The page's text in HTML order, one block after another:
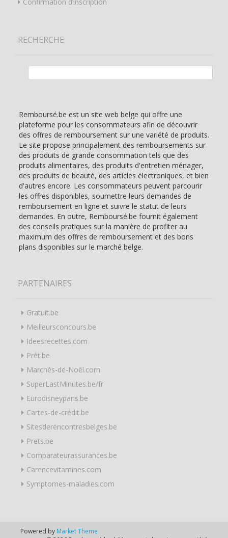
RECHERCHE
Remboursé.be est un site web belge qui offre une
plateforme pour les consommateurs afin de découvrir
des offres de remboursement sur une variété de produits.
Le site propose principalement des remboursements sur
des produits de grande consommation tels que des
produits alimentaires, des produits d'entretien ménager,
des produits de beauté, des articles électroniques, et bien
d'autres encore. Les consommateurs peuvent parcourir
les offres disponibles, soumettre leurs demandes de
remboursement en ligne et suivre le statut de leurs
demandes. En outre, Remboursé.be fournit également
des conseils pratiques sur la manière de profiter au
maximum des offres de remboursement et des bons
plans disponibles sur le marché belge.
PARTENAIRES
Gratuit.be
Meilleursconcours.be
Ideesrecettes.com
Prêt.be
Marchés-de-Noël.com
SuperLastMinutes.be/fr
Eurodisneyparis.be
Cartes-de-crédit.be
Sitesderencontresbelges.be
Prets.be
Comparateurassurances.be
Carencevitamines.com
Symptomes-maladies.com
Powered by Market Theme